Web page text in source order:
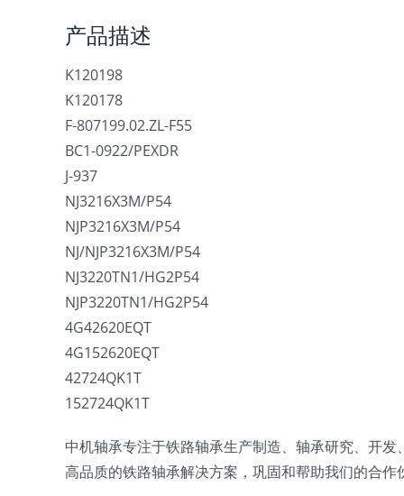
产品描述
K120198
K120178
F-807199.02.ZL-F55
BC1-0922/PEXDR
J-937
NJ3216X3M/P54
NJP3216X3M/P54
NJ/NJP3216X3M/P54
NJ3220TN1/HG2P54
NJP3220TN1/HG2P54
4G42620EQT
4G152620EQT
42724QK1T
152724QK1T
中机轴承专注于铁路轴承生产制造、轴承研究、开
高品质的铁路轴承解决方案，巩固和帮助我们的合